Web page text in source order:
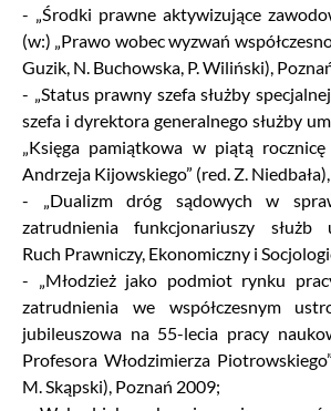
- „Środki prawne aktywizujące
(w:) „Prawo wobec wyzwań
Guzik, N. Buchowska, P. Wiliński),
- „Status prawny szefa służby
szefa i dyrektora generalnego służby
„Księga pamiątkowa w piątą
Andrzeja Kijowskiego” (red. Z.
- „Dualizm dróg sądowych w
zatrudnienia funkcjonariuszy służb
Ruch Prawniczy, Ekonomiczny i
- „Młodzież jako podmiot rynku
zatrudnienia we współczesnym
jubileuszowa na 55-lecia pracy
Profesora Włodzimierza
M. Skąpski), Poznań 2009;